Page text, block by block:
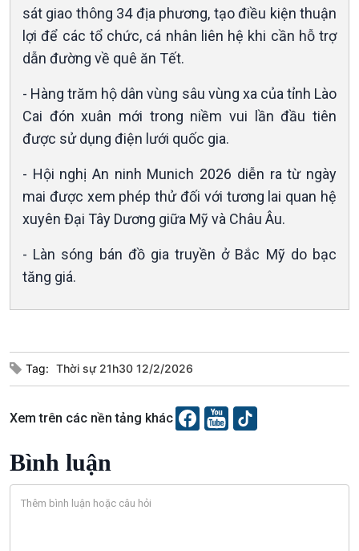
Xã hội
360 độ Sức khỏe
Chuyển đổi Xanh
Tài nguyên và Môi trường
Xã hội chuyển động
Bước chân đến trường
Kết nối công nghệ
Sống chung với biến đổi
khí hậu
Văn hoá & Du lịch
Tin Văn hoá & Du lịch
Câu chuyện Thể thao
Ảnh
Infographic
sát giao thông 34 địa phương, tạo điều kiện thuận
lợi để các tổ chức, cá nhân liên hệ khi cần hỗ trợ
dẫn đường về quê ăn Tết.
- Hàng trăm hộ dân vùng sâu vùng xa của tỉnh Lào
Cai đón xuân mới trong niềm vui lần đầu tiên
được sử dụng điện lưới quốc gia.
- Hội nghị An ninh Munich 2026 diễn ra từ ngày
mai được xem phép thử đối với tương lai quan hệ
xuyên Đại Tây Dương giữa Mỹ và Châu Âu.
- Làn sóng bán đồ gia truyền ở Bắc Mỹ do bạc
tăng giá.
Tag: Thời sự 21h30 12/2/2026
Xem trên các nền tảng khác
Bình luận